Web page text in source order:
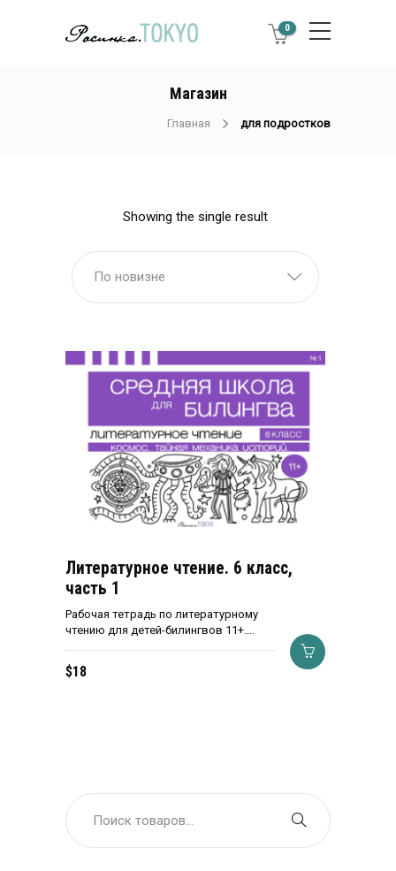
0
Магазин
Главная для подростков
Showing the single result
По новизне
Литературное чтение. 6 класс,
часть 1
Рабочая тетрадь по литературному
чтению для детей-билингвов 11+.…
$18